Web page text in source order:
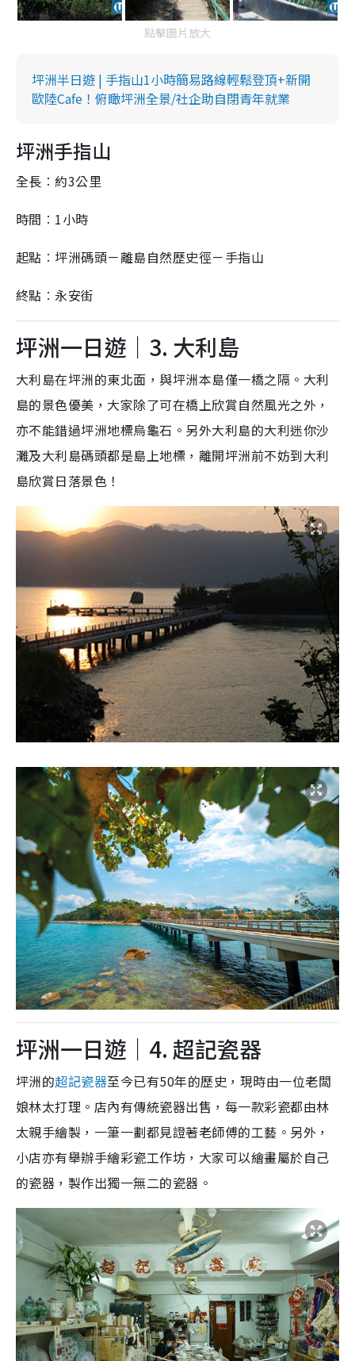
點擊圖片放大
坪洲半日遊 | 手指山1小時簡易路線輕鬆登頂+新開
歐陸Cafe！俯瞰坪洲全景/社企助自閉青年就業
坪洲手指山
全長︰約3公里
時間︰1小時
起點︰坪洲碼頭－離島自然歷史徑－手指山
終點︰永安街
坪洲一日遊｜3. 大利島
大利島在坪洲的東北面，與坪洲本島僅一橋之隔。大利
島的景色優美，大家除了可在橋上欣賞自然風光之外，
亦不能錯過坪洲地標烏龜石。另外大利島的大利迷你沙
灘及大利島碼頭都是島上地標，離開坪洲前不妨到大利
島欣賞日落景色！
坪洲一日遊｜4. 超記瓷器
坪洲的超記瓷器至今已有50年的歷史，現時由一位老闆
娘林太打理。店內有傳統瓷器出售，每一款彩瓷都由林
太親手繪製，一筆一劃都見證著老師傅的工藝。另外，
小店亦有舉辦手繪彩瓷工作坊，大家可以繪畫屬於自己
的瓷器，製作出獨一無二的瓷器。